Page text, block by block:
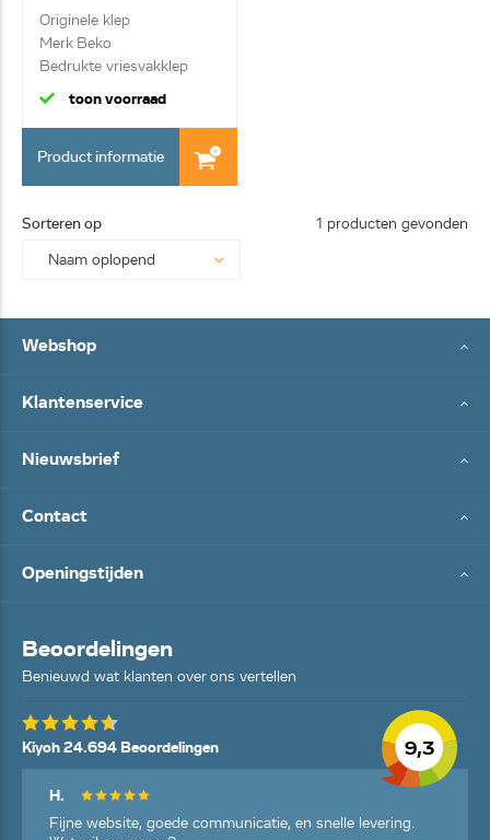
Originele klep
Merk Beko
Bedrukte vriesvakklep
boven
toon voorraad
Product informatie
Sorteren op 1 producten gevonden
Webshop
Klantenservice
Nieuwsbrief
Contact
Openingstijden
Beoordelingen
Benieuwd wat klanten over ons vertellen
9,3
Kiyoh 24.694 Beoordelingen
H.
Fijne website, goede communicatie, en snelle levering.